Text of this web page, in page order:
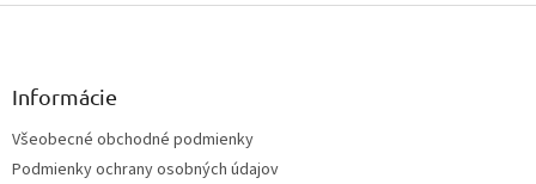
Z
Informácie
Všeobecné obchodné podmienky
Podmienky ochrany osobných údajov